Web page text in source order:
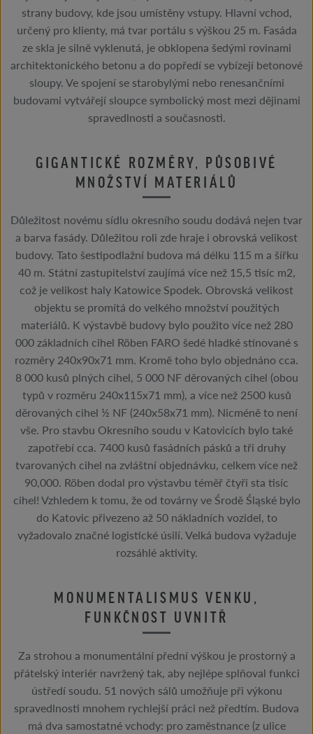
strany budovy, kde jsou umístěny vstupy. Hlavní vchod,
určený pro klienty, má tvar portálu s výškou 25 m. Fasáda
ze skla je silně vyklenutá, je obklopena šedými rovinami
architektonického betonu a do popředí se vybízejí betonové
sloupy. Ve spojení se starobylými nebo renesančními
budovami vytvářejí sloupce symbolický most mezi dějinami
spravedlnosti a současnosti.
GIGANTICKÉ ROZMĚRY, PŮSOBIVÉ
MNOŽSTVÍ MATERIÁLŮ
Důležitost novému sídlu okresního soudu dodává nejen tvar
a barva fasády. Důležitou roli zde hraje i obrovská velikost
budovy. Tato šestipodlažní budova má délku 115 m a šířku
40 m. Státní zastupitelství zaujímá více než 15,5 tisíc m2,
což je velikost haly Katowice Spodek. Obrovská velikost
objektu se promítá do velkého množství použitých
materiálů. K výstavbě budovy bylo použito více než 280
000 základních cihel Röben FARO šedé hladké stínované s
rozměry 240x90x71 mm. Kromě toho bylo objednáno cca.
8 000 kusů plných cihel, 5 000 NF děrovaných cihel (obou
typů v rozměru 240x115x71 mm), a více než 2500 kusů
děrovaných cihel ½ NF (240x58x71 mm). Nicméně to není
vše. Pro stavbu Okresního soudu v Katovicích bylo také
zapotřebí cca. 7400 kusů fasádních pásků a tři druhy
tvarovaných cihel na zvláštní objednávku, celkem více než
90,000. Röben dodal pro výstavbu téměř čtyři sta tisíc
cihel! Vzhledem k tomu, že od továrny ve Środě Śląské bylo
do Katovic přivezeno až 50 nákladních vozidel, to
vyžadovalo značné logistické úsilí. Velká budova vyžaduje
rozsáhlé aktivity.
MONUMENTALISMUS VENKU,
FUNKČNOST UVNITŘ
Za strohou a monumentální přední výškou je prostorný a
přátelský interiér navržený tak, aby nejlépe splňoval funkci
ústředí soudu. 51 nových sálů umožňuje při výkonu
spravedlnosti mnohem rychlejší práci než předtím. Budova
má dva samostatné vchody: pro zaměstnance (z ulice